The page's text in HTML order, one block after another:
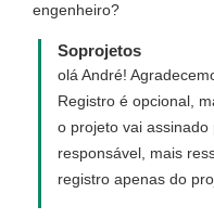
valores dos materiais
planilha calcula
total.
engenheiro?
Soprojetos
olá André!
Registro é opcional,
o projeto vai assinado
responsável, mais
registro apenas do